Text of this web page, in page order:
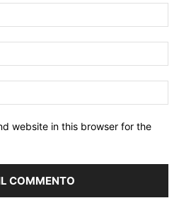
website in this browser for the